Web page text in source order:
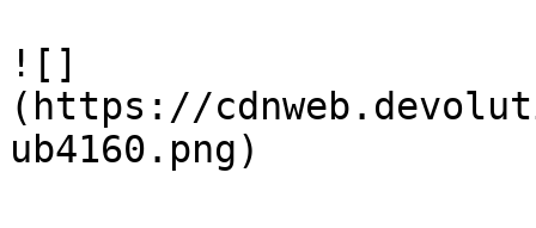
![]
(https://
ub4160.png)